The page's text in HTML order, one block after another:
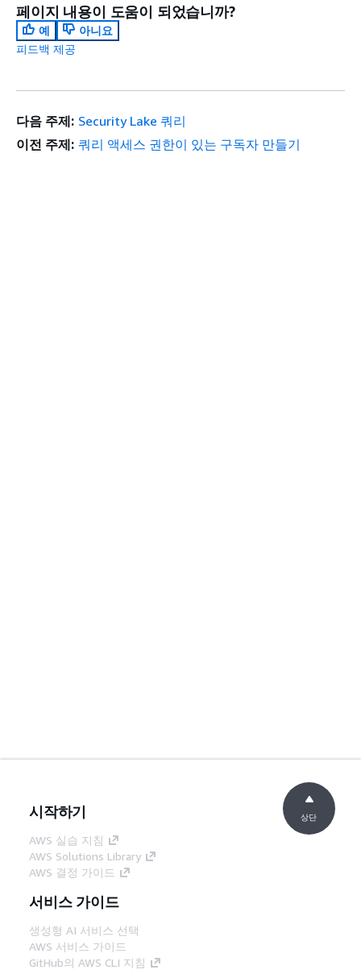
페이지 내용이 도움이 되었습니까?
예
아니요
피드백 제공
다음 주제: Security Lake 쿼리
이전 주제: 쿼리 액세스 권한이 있는 구독자 만들기
시작하기
AWS 실습 지침
AWS Solutions Library
AWS 결정 가이드
서비스 가이드
생성형 AI 서비스 선택
AWS 서비스 가이드
GitHub의 AWS CLI 지침
상단